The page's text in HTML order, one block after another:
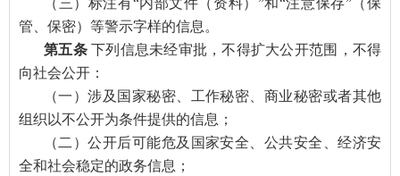
（三）标注有“内部文件（资料）”和“注意保存”（保
管、保密）等警示字样的信息。
第五条下列信息未经审批，不得扩大公开范围，不得
向社会公开：
（一）涉及国家秘密、工作秘密、商业秘密或者其他
组织以不公开为条件提供的信息；
（二）公开后可能危及国家安全、公共安全、经济安
全和社会稳定的政务信息；